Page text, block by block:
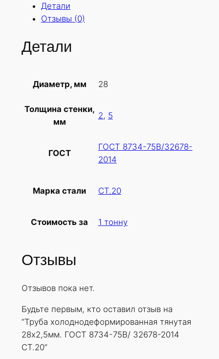
в
д
о
е
ф
о
р
Детали
Отзывы (0)
Детали
Диаметр, мм 28
Толщина стенки,
мм
2, 5
ГОСТ
ГОСТ 8734-75В/32678-
2014
Марка стали СТ.20
Стоимость за 1 тонну
Отзывы
Отзывов пока нет.
Будьте первым, кто оставил отзыв на
“Труба холоднодеформированная тянутая
28х2,5мм. ГОСТ 8734-75В/ 32678-2014
СТ.20”